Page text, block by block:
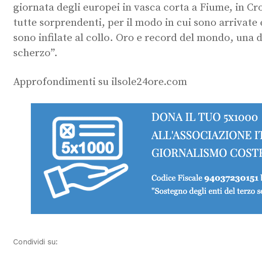
giornata degli europei in vasca corta a Fiume, in
tutte sorprendenti, per il modo in cui sono arrivate
sono infilate al collo. Oro e record del mondo, una
scherzo”.
Approfondimenti su ilsole24ore.com
Condividi su: